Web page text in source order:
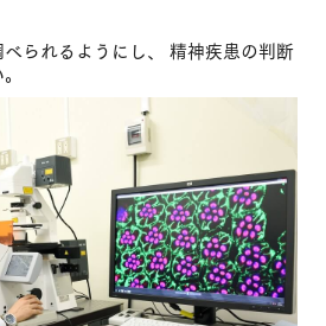
られるようにし、 精神疾患の判断